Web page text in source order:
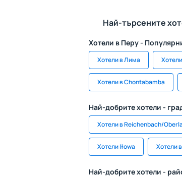
Най-търсените
Хотели в Перу -
Хотели в Лима
Хотели в Chontabamba
Най-добрите хотели -
Хотели в Reichenbach/
Хотели Iłowa Хотели
Най-добрите хотели -